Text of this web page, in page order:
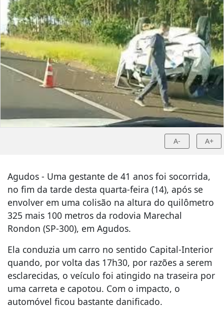
A- A+
Agudos - Uma gestante de 41 anos foi socorrida,
no fim da tarde desta quarta-feira (14), após se
envolver em uma colisão na altura do quilômetro
325 mais 100 metros da rodovia Marechal
Rondon (SP-300), em Agudos.
Ela conduzia um carro no sentido Capital-Interior
quando, por volta das 17h30, por razões a serem
esclarecidas, o veículo foi atingido na traseira por
uma carreta e capotou. Com o impacto, o
automóvel ficou bastante danificado.